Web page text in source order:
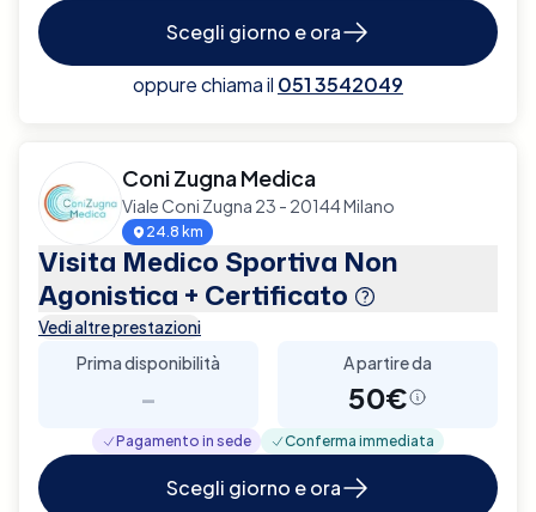
Scegli giorno e ora
oppure chiama il 051 3542049
Coni Zugna Medica
Viale Coni Zugna 23 - 20144 Milano
24.8 km
Visita Medico Sportiva Non
Agonistica + Certificato
Vedi altre prestazioni
Prima disponibilità
-
A partire da
50€
Pagamento in sede Conferma immediata
Scegli giorno e ora